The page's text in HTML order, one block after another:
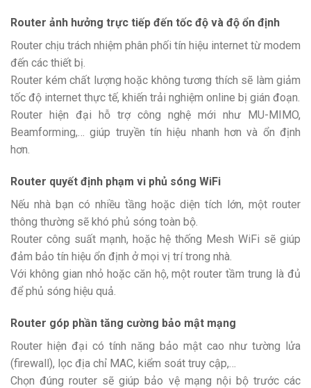
Router ảnh hưởng trực tiếp đến tốc độ và độ ổn định
Router chịu trách nhiệm phân phối tín hiệu internet từ modem
đến các thiết bị.
Router kém chất lượng hoặc không tương thích sẽ làm giảm
tốc độ internet thực tế, khiến trải nghiệm online bị gián đoạn.
Router hiện đại hỗ trợ công nghệ mới như MU-MIMO,
Beamforming,… giúp truyền tín hiệu nhanh hơn và ổn định
hơn.
Router quyết định phạm vi phủ sóng WiFi
Nếu nhà bạn có nhiều tầng hoặc diện tích lớn, một router
thông thường sẽ khó phủ sóng toàn bộ.
Router công suất mạnh, hoặc hệ thống Mesh WiFi sẽ giúp
đảm bảo tín hiệu ổn định ở mọi vị trí trong nhà.
Với không gian nhỏ hoặc căn hộ, một router tầm trung là đủ
để phủ sóng hiệu quả.
Router góp phần tăng cường bảo mật mạng
Router hiện đại có tính năng bảo mật cao như tường lửa
(firewall), lọc địa chỉ MAC, kiểm soát truy cập,…
Chọn đúng router sẽ giúp bảo vệ mạng nội bộ trước các